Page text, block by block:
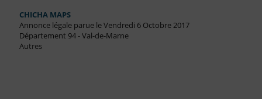
CHICHA MAPS
Annonce légale parue le Vendredi 6 Octobre 2017
Département 94 - Val-de-Marne
Autres